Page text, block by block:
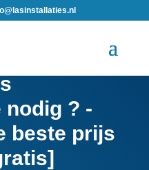
nodig ? -
beste prijs